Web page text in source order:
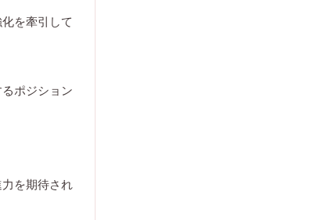
を牽引して
ポジション
を期待され